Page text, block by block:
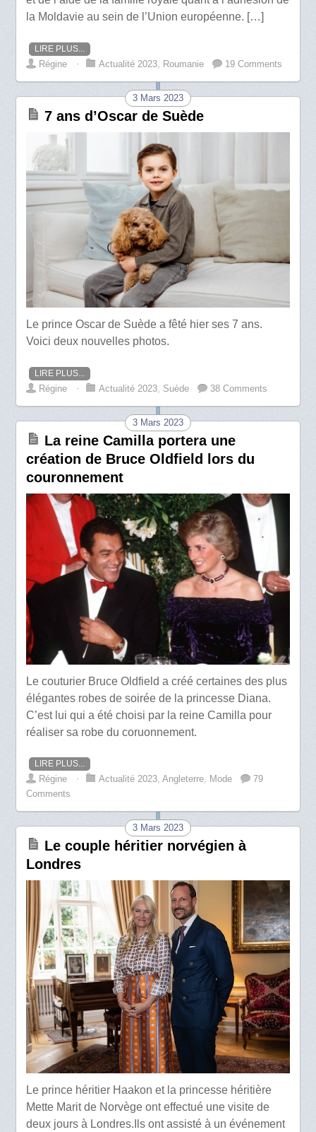
la Moldavie au sein de l’Union européenne. […]
LIRE PLUS...
Régine ⋅ Actualité 2023 Roumanie 19 Comments
3 Mars 2023
7 ans d’Oscar de Suède
Le prince Oscar de Suède a fêté hier ses 7 ans.
Voici deux nouvelles photos.
LIRE PLUS...
Régine ⋅ Actualité 2023 Suède 38 Comments
3 Mars 2023
La reine Camilla portera une
création de Bruce Oldfield lors du
couronnement
Le couturier Bruce Oldfield a créé certaines des plus
élégantes robes de soirée de la princesse Diana.
C’est lui qui a été choisi par la reine Camilla pour
réaliser sa robe du coruonnement.
LIRE PLUS...
Régine ⋅ Actualité 2023,Angleterre, Mode
79
Comments
3 Mars 2023
Le couple héritier norvégien à
Londres
Le prince héritier Haakon et la princesse héritière
Mette Marit de Norvège ont effectué une visite de
deux jours à Londres.Ils ont assisté à un événement